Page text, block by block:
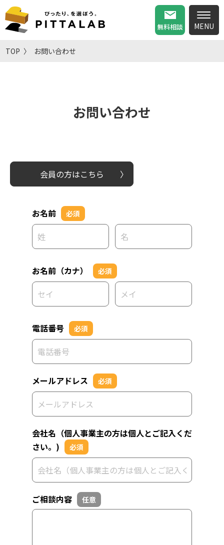
無料相談
TOP お問い合わせ
お問い合わせ
会員の方はこちら
お名前 必須
お名前（カナ） 必須
電話番号 必須
メールアドレス 必須
会社名（個人事業主の方は個人とご記入くだ
さい。)
必須
ご相談内容 任意